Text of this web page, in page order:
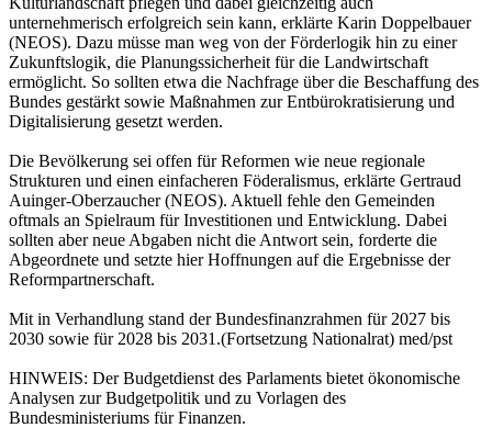
unternehmerisch erfolgreich sein kann, erklärte Karin Doppelbauer
(NEOS). Dazu müsse man weg von der Förderlogik hin zu einer
Zukunftslogik, die Planungssicherheit für die Landwirtschaft
ermöglicht. So sollten etwa die Nachfrage über die Beschaffung des
Bundes gestärkt sowie Maßnahmen zur Entbürokratisierung und
Digitalisierung gesetzt werden.
Die Bevölkerung sei offen für Reformen wie neue regionale
Strukturen und einen einfacheren Föderalismus, erklärte Gertraud
Auinger-Oberzaucher (NEOS). Aktuell fehle den Gemeinden
oftmals an Spielraum für Investitionen und Entwicklung. Dabei
sollten aber neue Abgaben nicht die Antwort sein, forderte die
Abgeordnete und setzte hier Hoffnungen auf die Ergebnisse der
Reformpartnerschaft.
Mit in Verhandlung stand der Bundesfinanzrahmen für 2027 bis
2030 sowie für 2028 bis 2031.(Fortsetzung Nationalrat) med/pst
HINWEIS: Der Budgetdienst des Parlaments bietet ökonomische
Analysen zur Budgetpolitik und zu Vorlagen des
Bundesministeriums für Finanzen.